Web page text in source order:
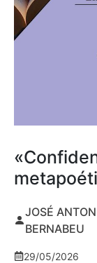
JOSÉ
BERNABEU
29/05/2026